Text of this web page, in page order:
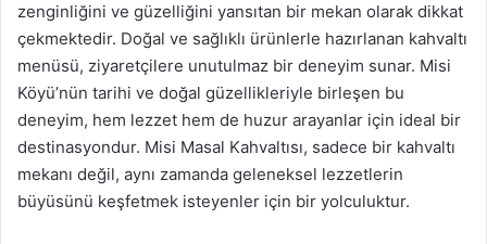
zenginliğini ve güzelliğini yansıtan bir mekan olarak dikkat
çekmektedir. Doğal ve sağlıklı ürünlerle hazırlanan kahvaltı
menüsü, ziyaretçilere unutulmaz bir deneyim sunar. Misi
Köyü’nün tarihi ve doğal güzellikleriyle birleşen bu
deneyim, hem lezzet hem de huzur arayanlar için ideal bir
destinasyondur. Misi Masal Kahvaltısı, sadece bir kahvaltı
mekanı değil, aynı zamanda geleneksel lezzetlerin
büyüsünü keşfetmek isteyenler için bir yolculuktur.